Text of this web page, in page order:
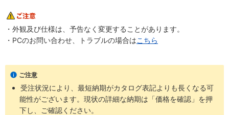
・外観及び仕様は、予告なく変更することがあります。
・PCのお問い合わせ、トラブルの場合はこちら
ご注意
受注状況により、最短納期がカタログ表記よりも長くなる可
能性がございます。現状の詳細な納期は「価格を確認」を押
下し、ご確認ください。